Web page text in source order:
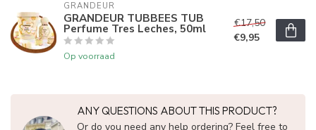
GRANDEUR
GRANDEUR TUBBEES TUB
Perfume Tres Leches, 50ml
Op voorraad
€17,50
€9,95
ANY QUESTIONS ABOUT THIS PRODUCT?
Or do you need any help ordering? Feel free to